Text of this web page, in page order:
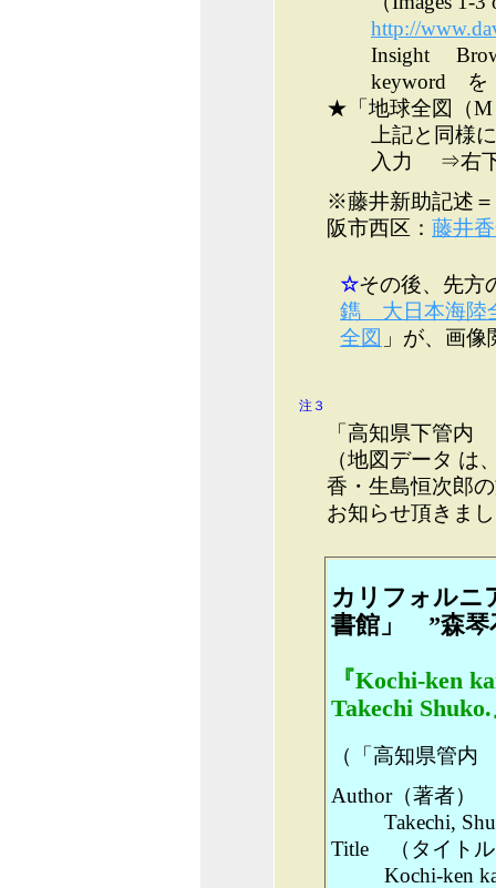
http://
Insight
keyword
★「地球全図（
上記と同
入力 ⇒右
※藤井新助記述
阪市西区： 藤井
☆その後、先方
鐫 大日本海
全図 」が、画
注３
「高知県下管
（地図データ は
香・生島恒次郎
お知らせ頂きま
カリフォルニ
書館」 ”森
『Kochi-ken
Takechi
（「高知県管
Author（著者）
Takechi,
Title （タイト
Kochi-ken